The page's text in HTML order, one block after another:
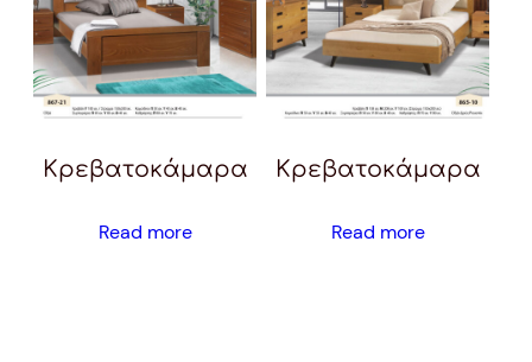
Κρεβατοκάμαρα
Read more
Κρεβατοκάμαρα
Read more